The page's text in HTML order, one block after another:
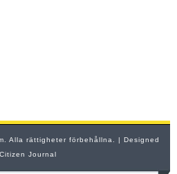
Alla rättigheter förbehållna. | Designed
Citizen Journal